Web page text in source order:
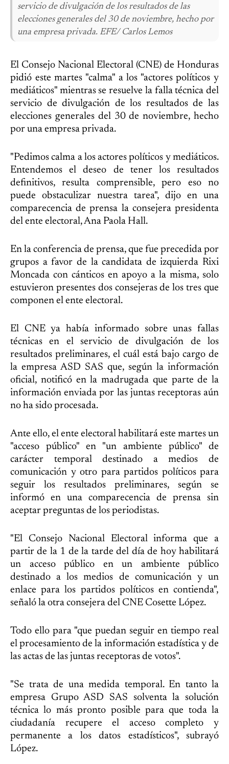
servicio de divulgación de los resultados de las
elecciones generales del 30 de noviembre, hecho por
una empresa privada. EFE/ Carlos Lemos
El Consejo Nacional Electoral (CNE) de Honduras
pidió este martes "calma" a los "actores políticos y
mediáticos" mientras se resuelve la falla técnica del
servicio de divulgación de los resultados de las
elecciones generales del 30 de noviembre, hecho
por una empresa privada.
"Pedimos calma a los actores políticos y mediáticos.
Entendemos el deseo de tener los resultados
definitivos, resulta comprensible, pero eso no
puede obstaculizar nuestra tarea", dijo en una
comparecencia de prensa la consejera presidenta
del ente electoral, Ana Paola Hall.
En la conferencia de prensa, que fue precedida por
grupos a favor de la candidata de izquierda Rixi
Moncada con cánticos en apoyo a la misma, solo
estuvieron presentes dos consejeras de los tres que
componen el ente electoral.
El CNE ya había informado sobre unas fallas
técnicas en el servicio de divulgación de los
resultados preliminares, el cuál está bajo cargo de
la empresa ASD SAS que, según la información
oficial, notificó en la madrugada que parte de la
información enviada por las juntas receptoras aún
no ha sido procesada.
Ante ello, el ente electoral habilitará este martes un
"acceso público" en "un ambiente público" de
carácter temporal destinado a medios de
comunicación y otro para partidos políticos para
seguir los resultados preliminares, según se
informó en una comparecencia de prensa sin
aceptar preguntas de los periodistas.
"El Consejo Nacional Electoral informa que a
partir de la 1 de la tarde del día de hoy habilitará
un acceso público en un ambiente público
destinado a los medios de comunicación y un
enlace para los partidos políticos en contienda",
señaló la otra consejera del CNE Cosette López.
Todo ello para "que puedan seguir en tiempo real
el procesamiento de la información estadística y de
las actas de las juntas receptoras de votos".
"Se trata de una medida temporal. En tanto la
empresa Grupo ASD SAS solventa la solución
técnica lo más pronto posible para que toda la
ciudadanía recupere el acceso completo y
permanente a los datos estadísticos", subrayó
López.